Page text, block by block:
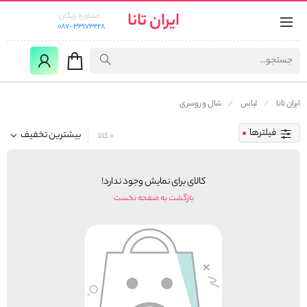
ایران تانا
مشاوره رایگان:
087-33173228
ایران تانا لباس شال و روسری
فیلترها بیشترین تخفیف 0 کالا
کالای برای نمایش وجود ندارد!
بازگشت به صفحه نخست